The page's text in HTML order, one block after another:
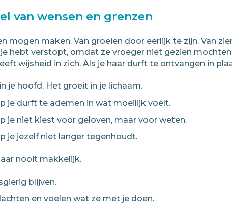
van wensen en grenzen
mogen maken. Van groeien door eerlijk te zijn. Van
hebt verstopt, omdat ze vroeger niet gezien
wijsheid in zich. Als je haar durft te ontvangen in
je hoofd. Het groeit in je lichaam.
je durft te ademen in wat moeilijk voelt.
je niet kiest voor geloven, maar voor weten.
je jezelf niet langer tegenhoudt.
nooit makkelijk.
blijven.
en voelen wat ze met je doen.